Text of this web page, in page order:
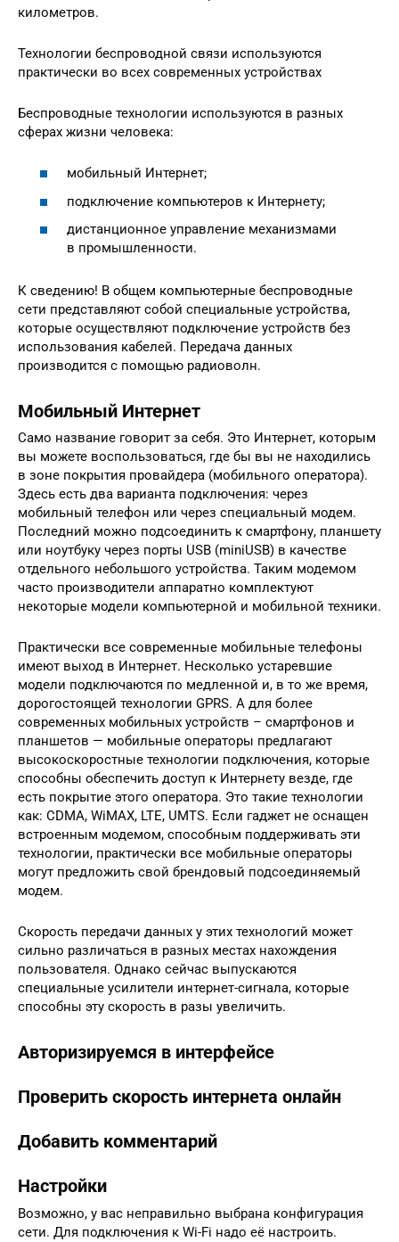
километров.
Технологии беспроводной связи используются
практически во всех современных устройствах
Беспроводные технологии используются в разных
сферах жизни человека:
мобильный Интернет;
подключение компьютеров к Интернету;
дистанционное управление механизмами
в промышленности.
К сведению! В общем компьютерные беспроводные
сети представляют собой специальные устройства,
которые осуществляют подключение устройств без
использования кабелей. Передача данных
производится с помощью радиоволн.
Мобильный Интернет
Само название говорит за себя. Это Интернет, которым
вы можете воспользоваться, где бы вы не находились
в зоне покрытия провайдера (мобильного оператора).
Здесь есть два варианта подключения: через
мобильный телефон или через специальный модем.
Последний можно подсоединить к смартфону, планшету
или ноутбуку через порты USB (miniUSB) в качестве
отдельного небольшого устройства. Таким модемом
часто производители аппаратно комплектуют
некоторые модели компьютерной и мобильной техники.
Практически все современные мобильные телефоны
имеют выход в Интернет. Несколько устаревшие
модели подключаются по медленной и, в то же время,
дорогостоящей технологии GPRS. А для более
современных мобильных устройств – смартфонов и
планшетов — мобильные операторы предлагают
высокоскоростные технологии подключения, которые
способны обеспечить доступ к Интернету везде, где
есть покрытие этого оператора. Это такие технологии
как: CDMA, WiMAX, LTE, UMTS. Если гаджет не оснащен
встроенным модемом, способным поддерживать эти
технологии, практически все мобильные операторы
могут предложить свой брендовый подсоединяемый
модем.
Скорость передачи данных у этих технологий может
сильно различаться в разных местах нахождения
пользователя. Однако сейчас выпускаются
специальные усилители интернет-сигнала, которые
способны эту скорость в разы увеличить.
Авторизируемся в интерфейсе
Проверить скорость интернета онлайн
Добавить комментарий
Настройки
Возможно, у вас неправильно выбрана конфигурация
сети. Для подключения к Wi-Fi надо её настроить.